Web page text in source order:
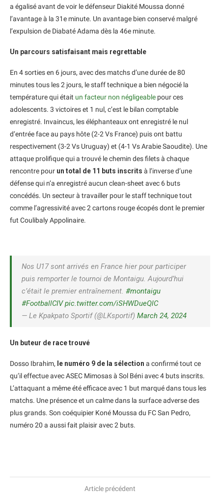
a égalisé avant de voir le défenseur Diakité Moussa donné
l’avantage à la 31e minute. Un avantage bien conservé malgré
l’expulsion de Diabaté Adama dès la 46e minute.
Un parcours satisfaisant mais regrettable
En 4 sorties en 6 jours, avec des matchs d’une durée de 80
minutes tous les 2 jours, le staff technique a bien négocié la
température qui était un facteur non négligeable pour ces
adolescents. 3 victoires et 1 nul, c’est le bilan comptable
enregistré. Invaincus, les éléphanteaux ont enregistré le nul
d’entrée face au pays hôte (2-2 Vs France) puis ont battu
respectivement (3-2 Vs Uruguay) et (4-1 Vs Arabie Saoudite). Une
attaque prolifique qui a trouvé le chemin des filets à chaque
rencontre pour un total de 11 buts inscrits à l’inverse d’une
défense qui n’a enregistré aucun clean-sheet avec 6 buts
concédés. Un secteur à travailler pour le staff technique tout
comme l’agressivité avec 2 cartons rouge écopés dont le premier
fut Coulibaly Appolinaire.
Nos U17 sont arrivés en France hier pour participer
puis remporter le tournoi de Montaigu. Aujourd’hui
c’était le premier entraînement. #montaigu
#FootballCIV pic.twitter.com/iSHWDueQlC
— Le Kpakpato Sportif (@LKsportif) March 24, 2024
Un buteur de race trouvé
Dosso Ibrahim, le numéro 9 de la sélection a confirmé tout ce
qu’il effectue avec ASEC Mimosas à Sol Béni avec 4 buts inscrits.
L’attaquant a même été efficace avec 1 but marqué dans tous les
matchs. Une présence et un calme dans la surface adverse des
plus grands. Son coéquipier Koné Moussa du FC San Pedro,
numéro 20 a aussi fait plaisir avec 2 buts.
Article précédent